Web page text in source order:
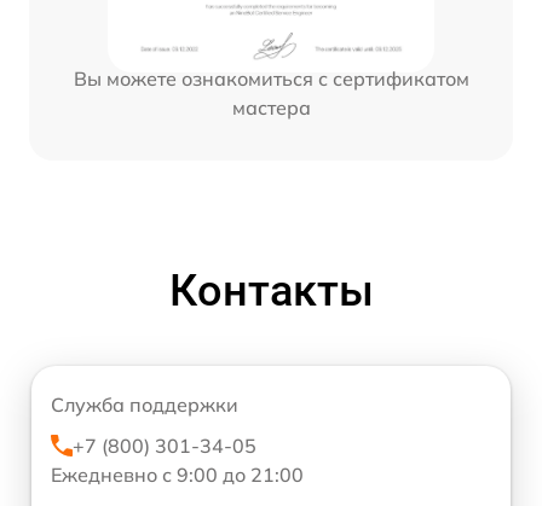
Вы можете ознакомиться с сертификатом
мастера
Контакты
Служба поддержки
+7 (800) 301-34-05
Ежедневно с 9:00 до 21:00